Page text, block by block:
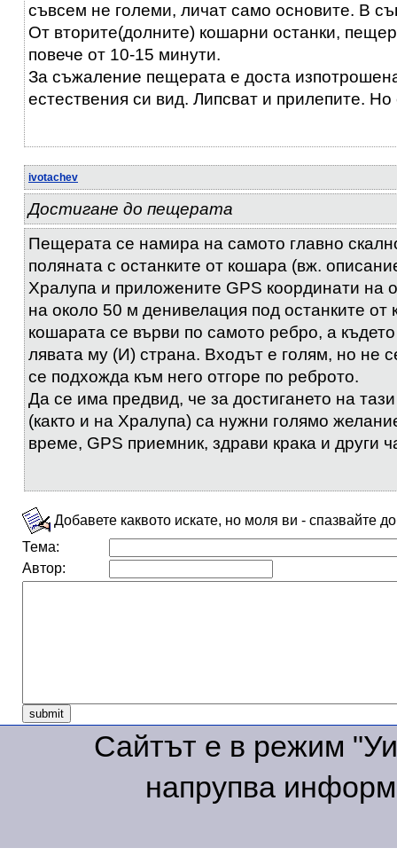
съвсем не големи, личат само основите. В
От вторите(долните) кошарни останки,
повече от 10-15 минути.
За съжаление пещерата е доста
естествения си вид. Липсват и прилепите.
ivotachev
Достигане до пещерата
Пещерата се намира на самото главно
поляната с останките от кошара (вж.
Хралупа и приложените GPS координати на
на около 50 м денивелация под останките от
кошарата се върви по самото ребро, а
лявата му (И) страна. Входът е голям, но не
се подхожда към него отгоре по реброто.
Да се има предвид, че за достигането на
(както и на Хралупа) са нужни голямо
време, GPS приемник, здрави крака и други
Добавете каквото искате, но моля ви - спазвайте
Тема:
Автор:
Сайтът е в режим
напрупва